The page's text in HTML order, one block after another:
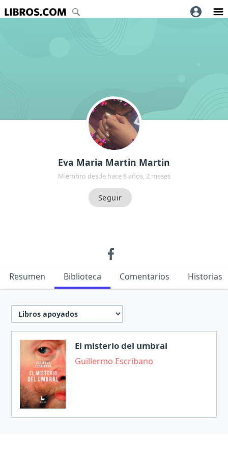
Eva Maria Martin Martin
Miembro desde hace 8 años, 2 meses
Resumen Biblioteca Comentarios Historias
El misterio del umbral
Guillermo Escribano